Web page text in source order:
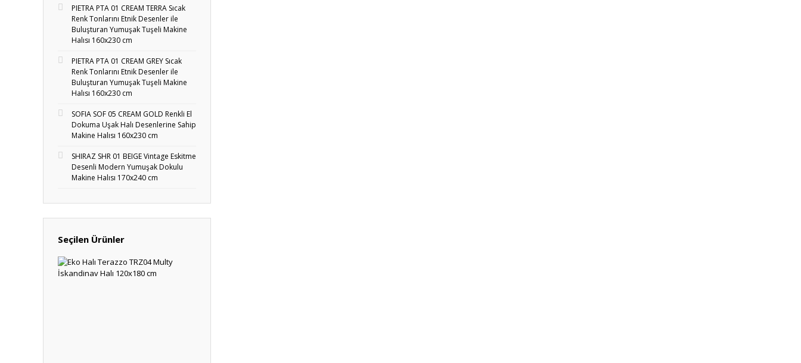
PIETRA PTA 01 CREAM TERRA Sıcak
Renk Tonlarını Etnik Desenler ile
Buluşturan Yumuşak Tuşeli Makine
Halısı 160x230 cm
PIETRA PTA 01 CREAM GREY Sıcak
Renk Tonlarını Etnik Desenler ile
Buluşturan Yumuşak Tuşeli Makine
Halısı 160x230 cm
SOFIA SOF 05 CREAM GOLD Renkli El
Dokuma Uşak Halı Desenlerine Sahip
Makine Halısı 160x230 cm
SHIRAZ SHR 01 BEIGE Vintage Eskitme
Desenli Modern Yumuşak Dokulu
Makine Halısı 170x240 cm
Seçilen Ürünler